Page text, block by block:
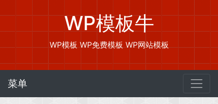
WP模板牛
WP模板 WP免费模板 WP网站模板
菜单